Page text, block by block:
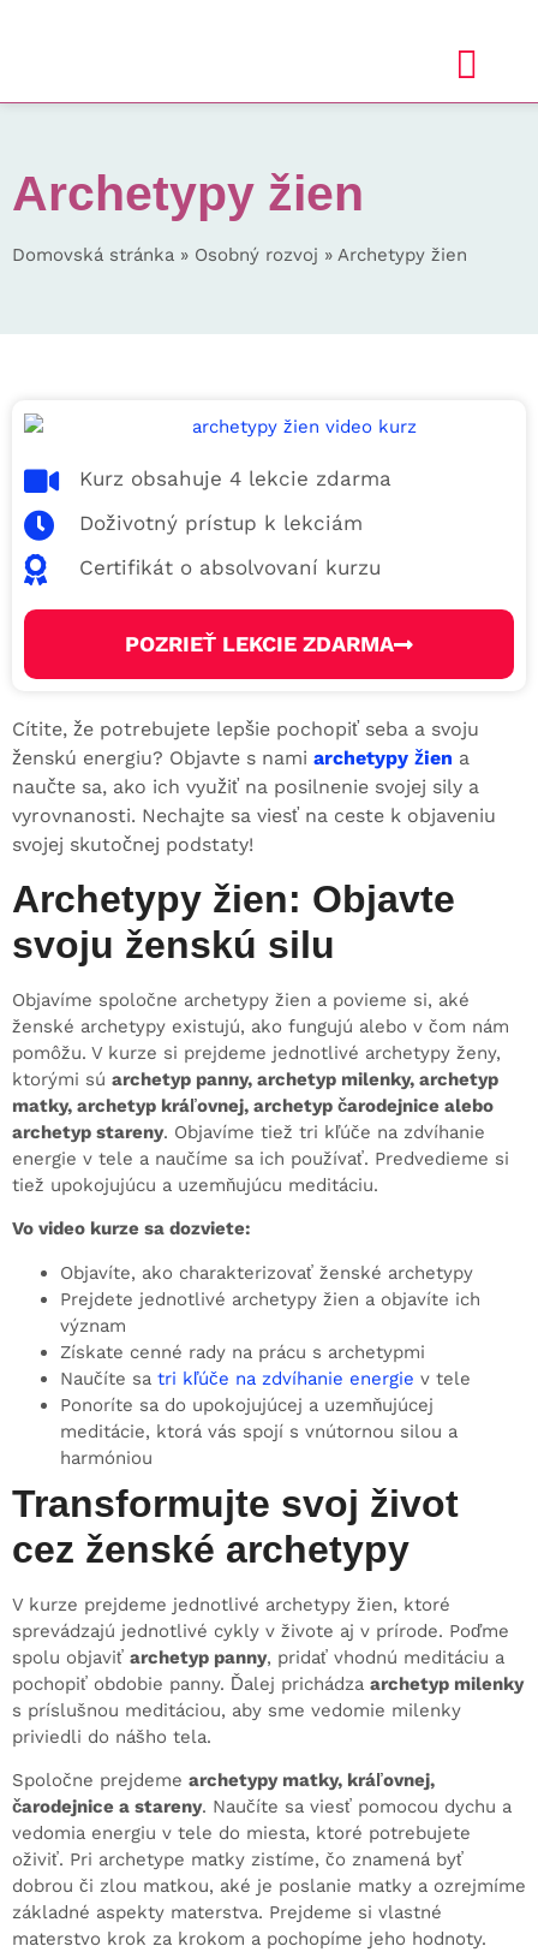
Archetypy žien
Domovská stránka » Osobný rozvoj » Archetypy žien
Cítite, že potrebujete lepšie pochopiť seba a svoju
ženskú energiu? Objavte s nami archetypy žien a
naučte sa, ako ich využiť na posilnenie svojej sily a
vyrovnanosti. Nechajte sa viesť na ceste k objaveniu
svojej skutočnej podstaty!
Archetypy žien: Objavte
svoju ženskú silu
Objavíme spoločne archetypy žien a povieme si, aké
ženské archetypy existujú, ako fungujú alebo v čom nám
pomôžu. V kurze si prejdeme jednotlivé archetypy ženy,
ktorými sú archetyp panny, archetyp milenky, archetyp
matky, archetyp kráľovnej, archetyp čarodejnice alebo
archetyp stareny. Objavíme tiež tri kľúče na zdvíhanie
energie v tele a naučíme sa ich používať. Predvedieme si
tiež upokojujúcu a uzemňujúcu meditáciu.
Vo video kurze sa dozviete:
Objavíte, ako charakterizovať ženské archetypy
Prejdete jednotlivé archetypy žien a objavíte ich
význam
Získate cenné rady na prácu s archetypmi
Naučíte sa tri kľúče na zdvíhanie energie v tele
Ponoríte sa do upokojujúcej a uzemňujúcej
meditácie, ktorá vás spojí s vnútornou silou a
harmóniou
Transformujte svoj život
cez ženské archetypy
V kurze prejdeme jednotlivé archetypy žien, ktoré
sprevádzajú jednotlivé cykly v živote aj v prírode. Poďme
spolu objaviť archetyp panny, pridať vhodnú meditáciu a
pochopiť obdobie panny. Ďalej prichádza archetyp milenky
s príslušnou meditáciou, aby sme vedomie milenky
priviedli do nášho tela.
Spoločne prejdeme archetypy matky, kráľovnej,
čarodejnice a stareny. Naučíte sa viesť pomocou dychu a
vedomia energiu v tele do miesta, ktoré potrebujete
oživiť. Pri archetype matky zistíme, čo znamená byť
dobrou či zlou matkou, aké je poslanie matky a ozrejmíme
základné aspekty materstva. Prejdeme si vlastné
materstvo krok za krokom a pochopíme jeho hodnoty.
Kurz obsahuje 4 lekcie zdarma
Doživotný prístup k lekciám
Certifikát o absolvovaní kurzu
POZRIEŤ LEKCIE ZDARMA